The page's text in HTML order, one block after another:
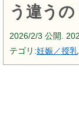
う違うの
2026/2/3 公開.
テゴリ:妊娠／授乳